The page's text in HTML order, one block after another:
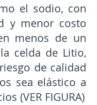
el sodio, con
y menor costo
menos de un
celda de Litio,
de calidad
sea elástico a
(VER FIGURA)